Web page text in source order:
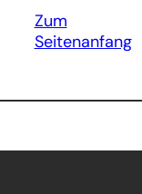
Zum
Seitenanfang